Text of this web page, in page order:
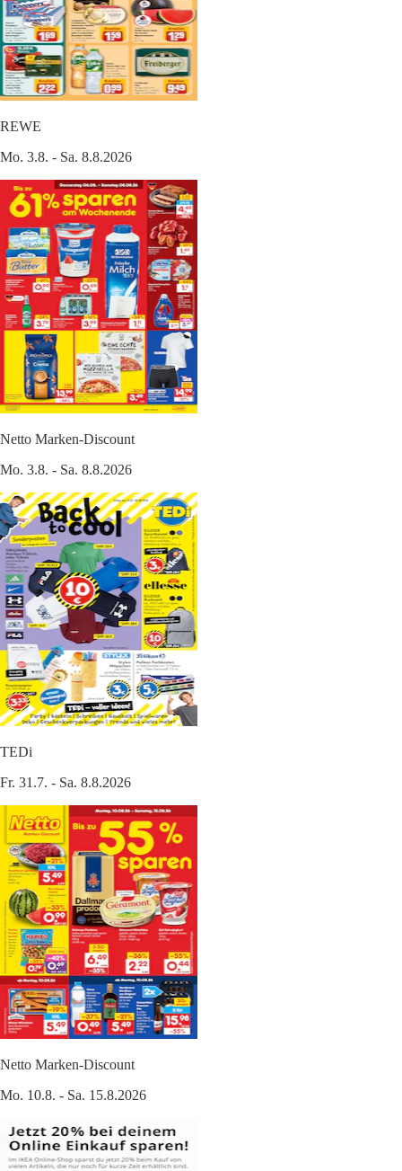
REWE
Mo. 3.8. - Sa. 8.8.2026
Netto Marken-Discount
Mo. 3.8. - Sa. 8.8.2026
TEDi
Fr. 31.7. - Sa. 8.8.2026
Netto Marken-Discount
Mo. 10.8. - Sa. 15.8.2026